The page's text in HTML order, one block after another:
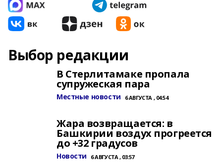
Выбор редакции
В Стерлитамаке пропала
супружеская пара
Местные новости 6 АВГУСТА , 04:54
Жара возвращается: в
Башкирии воздух прогреется
до +32 градусов
Новости 6 АВГУСТА , 03:57